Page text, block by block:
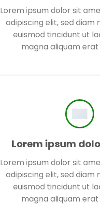
Lorem ipsum dolor sit
adipiscing elit, sed diam
euismod tincidunt ut
magna aliquam
Lorem ipsum
Lorem ipsum dolor sit
adipiscing elit, sed diam
euismod tincidunt ut
magna aliquam